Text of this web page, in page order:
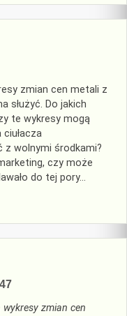
zmian cen metali z
służyć. Do jakich
te wykresy mogą
z wolnymi środkami?
czy może
do tej pory…
zmian cen